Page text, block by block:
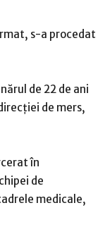
s-a procedat
de 22 de ani
de mers,
în
de
medicale,